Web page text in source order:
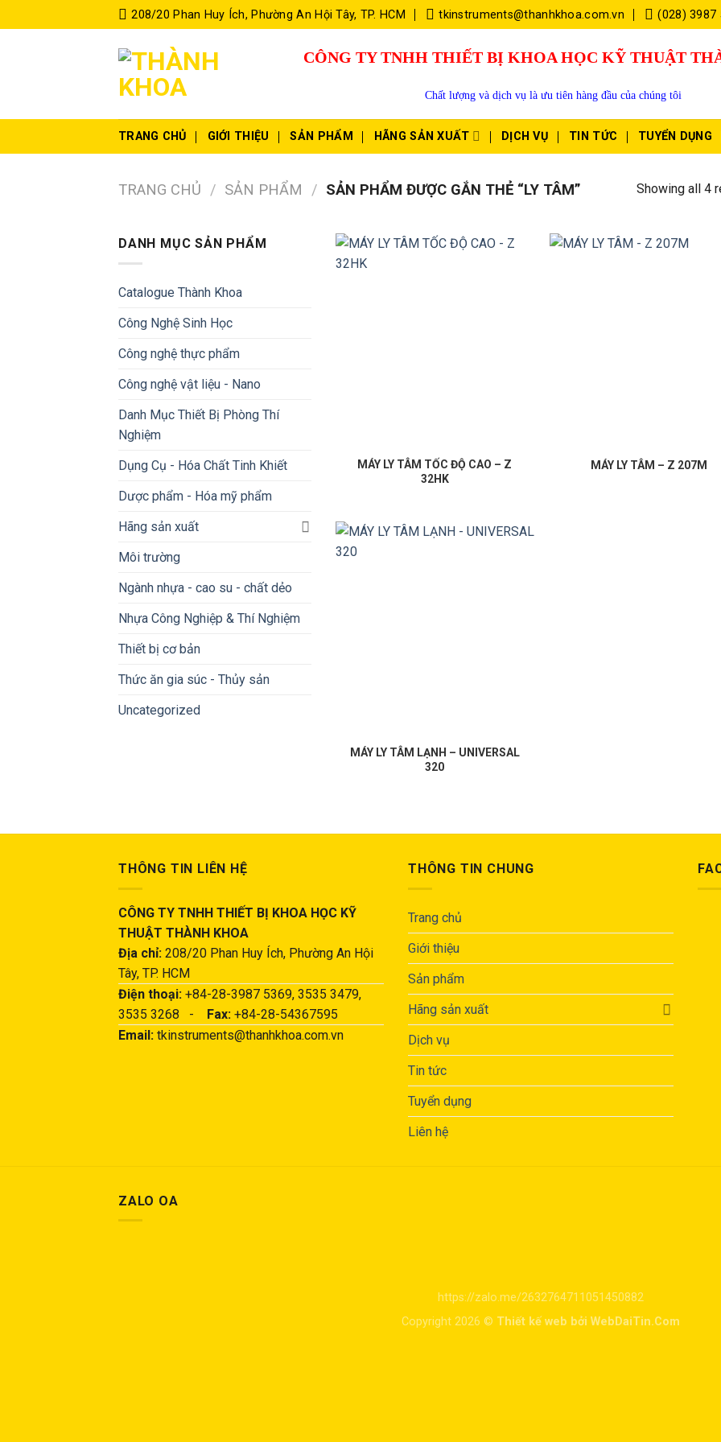
to
208/20 Phan Huy Ích, Phường An Hội Tây, TP. HCM tkinstruments@thanhkhoa.com.vn (028) 3987
CÔNG TY TNHH THIẾT BỊ KHOA HỌC KỸ THUẬT
Chất lượng và dịch vụ là ưu tiên hàng đầu của chúng tôi
TRANG CHỦ GIỚI THIỆU SẢN PHẨM HÃNG SẢN XUẤT DỊCH VỤ TIN TỨC TUYỂN DỤNG
TRANG CHỦ / SẢN PHẨM / SẢN PHẨM ĐƯỢC GẮN THẺ “LY TÂM” Showing all 4
DANH MỤC SẢN PHẨM
Catalogue Thành Khoa
Công Nghệ Sinh Học
Công nghệ thực phẩm
Công nghệ vật liệu - Nano
Danh Mục Thiết Bị Phòng Thí
Nghiệm
Dụng Cụ - Hóa Chất Tinh Khiết
Dược phẩm - Hóa mỹ phẩm
Hãng sản xuất
Môi trường
Ngành nhựa - cao su - chất dẻo
Nhựa Công Nghiệp & Thí Nghiệm
Thiết bị cơ bản
Thức ăn gia súc - Thủy sản
Uncategorized
MÁY LY TÂM TỐC ĐỘ CAO – Z
32HK
MÁY LY TÂM – Z 207M
MÁY LY TÂM LẠNH – UNIVERSAL
320
THÔNG TIN LIÊN HỆ
CÔNG TY TNHH THIẾT BỊ KHOA HỌC KỸ
THUẬT THÀNH KHOA
Địa chỉ: 208/20 Phan Huy Ích, Phường An Hội
Tây, TP. HCM
Điện thoại: +84-28-3987 5369, 3535 3479,
3535 3268 - Fax: +84-28-54367595
Email: tkinstruments@thanhkhoa.com.vn
THÔNG TIN CHUNG
Trang chủ
Giới thiệu
Sản phẩm
Hãng sản xuất
Dịch vụ
Tin tức
Tuyển dụng
Liên hệ
ZALO OA
https://zalo.me/2632764711051450882
Copyright 2026 © Thiết kế web bởi WebDaiTin.Com